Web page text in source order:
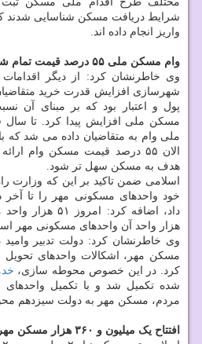
واریز انجام داده اند.
وام مسکن ملی ۵۵ درصد قیمت تمام شده را پوشش می دهد
وی خاطرنشان کرد: از دیگر
شهرسازی افزایش قدرت خرید
پول و اعتبار بود که بر مبنای آن
ملی وام به متقاضیان داده می شد که
الان ۵۵ درصد قیمت مسکن وام
هدف به مسکن سهل تر شود.
اسلامی ضمن تاکید بر این که وزارت
خود واحدهای مسکونی مهر را تا آخر
هزار واحد آن واحدهای مسکونی مهر
وی خاطرنشان کرد: دولت تدبیر وامید
مسکن مهر، اشکالات واحدهای تحویل
کرد. در این خصوص محوطه سازی،
شده تکمیل شد و با تکمیل
مردم، مسکن مهر به دولت سیزدهم
افتتاح یک میلیون و ۳۶۰ هزار مسکن مهر در دولت روحانی